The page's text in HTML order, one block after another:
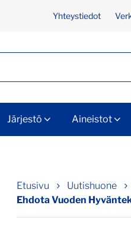
Yhteystiedot
Järjestö Aineistot
Etusivu Uutishuone
Ehdota Vuoden